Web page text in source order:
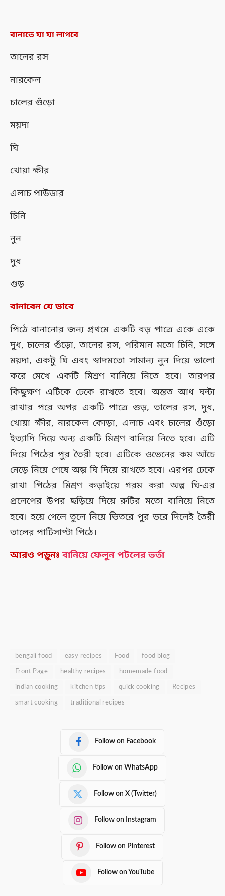
বানাতে যা যা লাগবে
তালের রস
নারকেল
চালের গুঁড়ো
ময়দা
ঘি
খোয়া ক্ষীর
এলাচ পাউডার
চিনি
নুন
দুধ
গুড়
বানাবেন যে ভাবে
পিঠে বানানোর জন্য প্রথমে একটি বড় পাত্রে একে একে
দুধ, চালের গুঁড়ো, তালের রস, পরিমান মতো চিনি, সঙ্গে
ময়দা, একটু ঘি এবং স্বাদমতো সামান্য নুন দিয়ে ভালো
করে মেখে একটি মিশ্রণ বানিয়ে নিতে হবে। তারপর
কিছুক্ষণ এটিকে ঢেকে রাখতে হবে। অন্তত আধ ঘন্টা
রাখার পরে অপর একটি পাত্রে গুড়, তালের রস, দুধ,
খোয়া ক্ষীর, নারকেল কোড়া, এলাচ এবং চালের গুঁড়ো
ইত্যাদি দিয়ে অন্য একটি মিশ্রণ বানিয়ে নিতে হবে। এটি
দিয়ে পিঠের পুর তৈরী হবে। এটিকে ওভেনের কম আঁচে
নেড়ে নিয়ে শেষে অল্প ঘি দিয়ে রাখতে হবে। এরপর ঢেকে
রাখা পিঠের মিশ্রণ কড়াইয়ে গরম করা অল্প ঘি-এর
প্রলেপের উপর ছড়িয়ে দিয়ে রুটির মতো বানিয়ে নিতে
হবে। হয়ে গেলে তুলে নিয়ে ভিতরে পুর ভরে দিলেই তৈরী
তালের পাটিসাপ্টা পিঠে।
আরও পড়ুনঃ বানিয়ে ফেলুন পটলের ভর্তা
bengali food easy recipes Food food blog
Front Page healthy recipes homemade food
indian cooking kitchen tips quick cooking Recipes
smart cooking traditional recipes
Follow on Facebook
Follow on WhatsApp
Follow on X (Twitter)
Follow on Instagram
Follow on Pinterest
Follow on YouTube